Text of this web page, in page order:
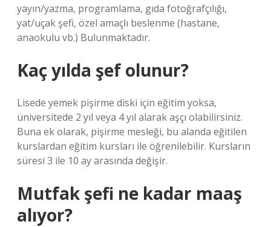
yayın/yazma, programlama, gıda fotoğrafçılığı,
yat/uçak şefi, özel amaçlı beslenme (hastane,
anaokulu vb.) Bulunmaktadır.
Kaç yılda şef olunur?
Lisede yemek pişirme diski için eğitim yoksa,
üniversitede 2 yıl veya 4 yıl alarak aşçı olabilirsiniz.
Buna ek olarak, pişirme mesleği, bu alanda eğitilen
kurslardan eğitim kursları ile öğrenilebilir. Kursların
süresi 3 ile 10 ay arasında değişir.
Mutfak şefi ne kadar maaş
alıyor?